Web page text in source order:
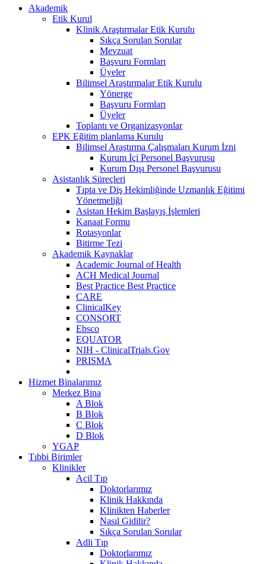
Akademik
Etik Kurul
Klinik Araştırmalar Etik Kurulu
Sıkça Sorulan Sorular
Mevzuat
Başvuru Formları
Üyeler
Bilimsel Araştırmalar Etik Kurulu
Yönerge
Başvuru Formları
Üyeler
Toplantı ve Organizasyonlar
EPK Eğitim planlama Kurulu
Bilimsel Araştırma Çalışmaları Kurum İzni
Kurum İçi Personel Başvurusu
Kurum Dışı Personel Başvurusu
Asistanlık Süreçleri
Tıpta ve Diş Hekimliğinde Uzmanlık Eğitimi
Yönetmeliği
Asistan Hekim Başlayış İşlemleri
Kanaat Formu
Rotasyonlar
Bitirme Tezi
Akademik Kaynaklar
Academic Journal of Health
ACH Medical Journal
Best Practice Best Practice
CARE
ClinicalKey
CONSORT
Ebsco
EQUATOR
NIH - ClinicalTrials.Gov
PRISMA
Hizmet Binalarımız
Merkez Bina
A Blok
B Blok
C Blok
D Blok
YGAP
Tıbbi Birimler
Klinikler
Acil Tıp
Doktorlarımız
Klinik Hakkında
Klinikten Haberler
Nasıl Gidilir?
Sıkça Sorulan Sorular
Adli Tıp
Doktorlarımız